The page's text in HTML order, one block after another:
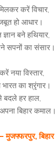
करें विचार,
हो आधार।
बने हथियार,
सपनों का संसार।
नया विस्तार,
का श्रृंगार।
बदले हर हाल,
बिहार कमाल।
मुजफ्फरपुर, बिहार